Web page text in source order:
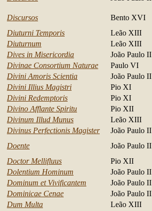
Discursos Bento XVI
Diuturni Temporis
Leão XIII
Diuturnum
Leão XIII
Dives in Misericordia
João Paulo II
Divinae Consortium Naturae
Paulo VI
Divini Amoris Scientia
João Paulo II
Divini Illius Magistri
Pio XI
Divini Redemptoris
Pio XI
Divino Afflante Spiritu
Pio XII
Divinum Illud Munus
Leão XIII
Divinus Perfectionis Magister
João Paulo II
Doente
João Paulo II
Doctor Mellifluus
Pio XII
Dolentium Hominum
João Paulo II
Dominum et Vivificantem
João Paulo II
Dominicae Cenae
João Paulo II
Dum Multa
Leão XIII